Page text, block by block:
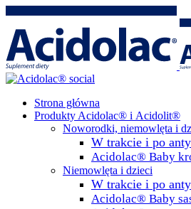
Strona główna
Produkty Acidolac® i Acidolit®
Noworodki, niemowlęta i
W trakcie i po
Acidolac® Baby
Niemowlęta i dzieci
W trakcie i po
Acidolac® Baby